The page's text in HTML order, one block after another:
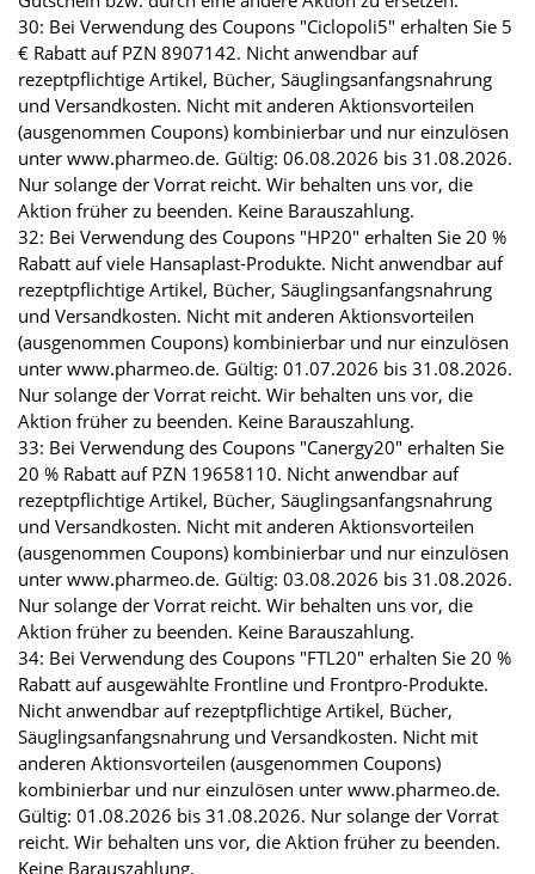
30: Bei Verwendung des Coupons "Ciclopoli5" erhalten Sie 5
€ Rabatt auf PZN 8907142. Nicht anwendbar auf
rezeptpflichtige Artikel, Bücher, Säuglingsanfangsnahrung
und Versandkosten. Nicht mit anderen Aktionsvorteilen
(ausgenommen Coupons) kombinierbar und nur einzulösen
unter www.pharmeo.de. Gültig: 06.08.2026 bis 31.08.2026.
Nur solange der Vorrat reicht. Wir behalten uns vor, die
Aktion früher zu beenden. Keine Barauszahlung.
32: Bei Verwendung des Coupons "HP20" erhalten Sie 20 %
Rabatt auf viele Hansaplast-Produkte. Nicht anwendbar auf
rezeptpflichtige Artikel, Bücher, Säuglingsanfangsnahrung
und Versandkosten. Nicht mit anderen Aktionsvorteilen
(ausgenommen Coupons) kombinierbar und nur einzulösen
unter www.pharmeo.de. Gültig: 01.07.2026 bis 31.08.2026.
Nur solange der Vorrat reicht. Wir behalten uns vor, die
Aktion früher zu beenden. Keine Barauszahlung.
33: Bei Verwendung des Coupons "Canergy20" erhalten Sie
20 % Rabatt auf PZN 19658110. Nicht anwendbar auf
rezeptpflichtige Artikel, Bücher, Säuglingsanfangsnahrung
und Versandkosten. Nicht mit anderen Aktionsvorteilen
(ausgenommen Coupons) kombinierbar und nur einzulösen
unter www.pharmeo.de. Gültig: 03.08.2026 bis 31.08.2026.
Nur solange der Vorrat reicht. Wir behalten uns vor, die
Aktion früher zu beenden. Keine Barauszahlung.
34: Bei Verwendung des Coupons "FTL20" erhalten Sie 20 %
Rabatt auf ausgewählte Frontline und Frontpro-Produkte.
Nicht anwendbar auf rezeptpflichtige Artikel, Bücher,
Säuglingsanfangsnahrung und Versandkosten. Nicht mit
anderen Aktionsvorteilen (ausgenommen Coupons)
kombinierbar und nur einzulösen unter www.pharmeo.de.
Gültig: 01.08.2026 bis 31.08.2026. Nur solange der Vorrat
reicht. Wir behalten uns vor, die Aktion früher zu beenden.
Keine Barauszahlung.